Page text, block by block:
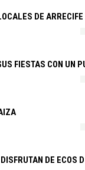
DE ARRECIFE
FIESTAS CON UN
DE ECOS